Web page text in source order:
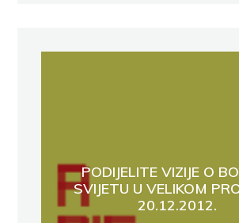
PODIJELITE VIZIJE O
SVIJETU U VELIKOM
20.12.2012.